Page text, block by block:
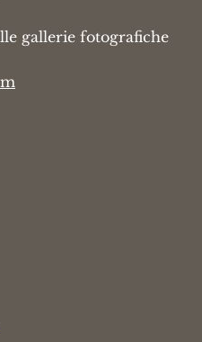
gallerie fotografiche